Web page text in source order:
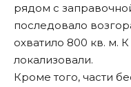
рядом с
последовало
охватило 800 кв. м.
локализовали.
Кроме того, части